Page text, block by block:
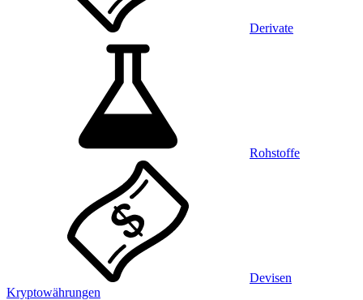
Derivate
Rohstoffe
Devisen
Kryptowährungen